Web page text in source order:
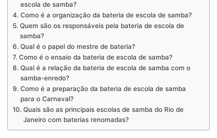
escola de samba?
Como é a organização da bateria de escola de samba?
Quem são os responsáveis pela bateria de escola de
samba?
Qual é o papel do mestre de bateria?
Como é o ensaio da bateria de escola de samba?
Qual é a relação da bateria de escola de samba com o
samba-enredo?
Como é a preparação da bateria de escola de samba
para o Carnaval?
Quais são as principais escolas de samba do Rio de
Janeiro com baterias renomadas?